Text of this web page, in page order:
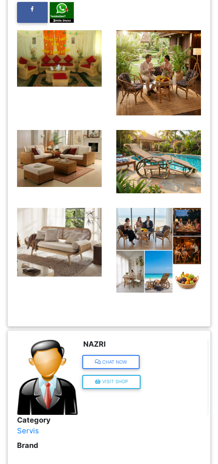
NAZRI
CHAT NOW
VISIT SHOP
Category
Servis
Brand
ARTIKEL(14)
PEMBORONG(2)
MAKANAN(25)
PERNIAGAAN(41)
ELEKTRONIK(5)
SUKAN/HOBI(2)
RUMAH
BARANG
PERIBADI(4)
PEKERJAAN(0)